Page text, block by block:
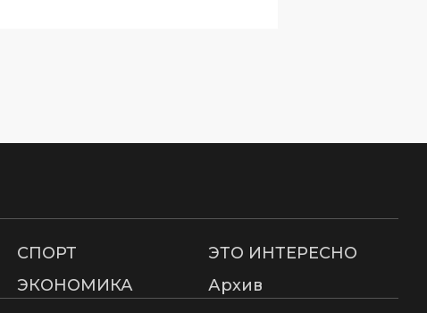
СПОРТ
ЭТО ИНТЕРЕСНО
ЭКОНОМИКА Архив